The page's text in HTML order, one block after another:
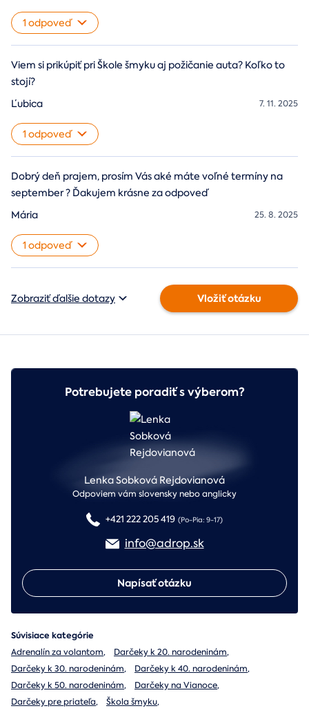
1 odpoveď
Viem si prikúpiť pri Škole šmyku aj požičanie auta? Koľko to
stojí?
7. 11. 2025
Ľubica
1 odpoveď
Dobrý deň prajem, prosím Vás aké máte voľné termíny na
september ? Ďakujem krásne za odpoveď
25. 8. 2025
Mária
1 odpoveď
Zobraziť ďalšie dotazy Vložiť otázku
Potrebujete poradiť s výberom?
Lenka Sobková Rejdovianová
Odpoviem vám slovensky nebo anglicky
+421 222 205 419 (Po-Pia: 9-17)
info@adrop.sk
Napísať otázku
Súvisiace kategórie
Adrenalín za volantom, Darčeky k 20. narodeninám,
Darčeky k 30. narodeninám, Darčeky k 40. narodeninám,
Darčeky k 50. narodeninám, Darčeky na Vianoce,
Darčeky pre priateľa, Škola šmyku,